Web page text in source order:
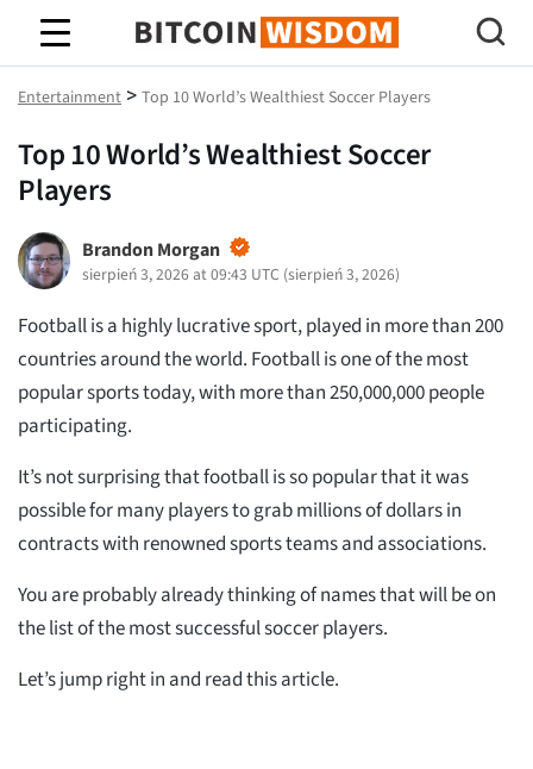
Mądrość Bitcoina
Entertainment > Top 10 World’s Wealthiest Soccer Players
Top 10 World’s Wealthiest Soccer
Players
Brandon Morgan
sierpień 3, 2026 at 09:43 UTC (sierpień 3, 2026)
Football is a highly lucrative sport, played in more than 200
countries around the world. Football is one of the most
popular sports today, with more than 250,000,000 people
participating.
It’s not surprising that football is so popular that it was
possible for many players to grab millions of dollars in
contracts with renowned sports teams and associations.
You are probably already thinking of names that will be on
the list of the most successful soccer players.
Let’s jump right in and read this article.